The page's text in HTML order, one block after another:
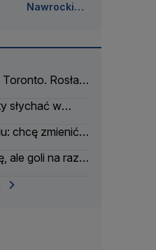
Nawrockieg
Rosła z
słychać w
chcę zmienić
ale goli na razie